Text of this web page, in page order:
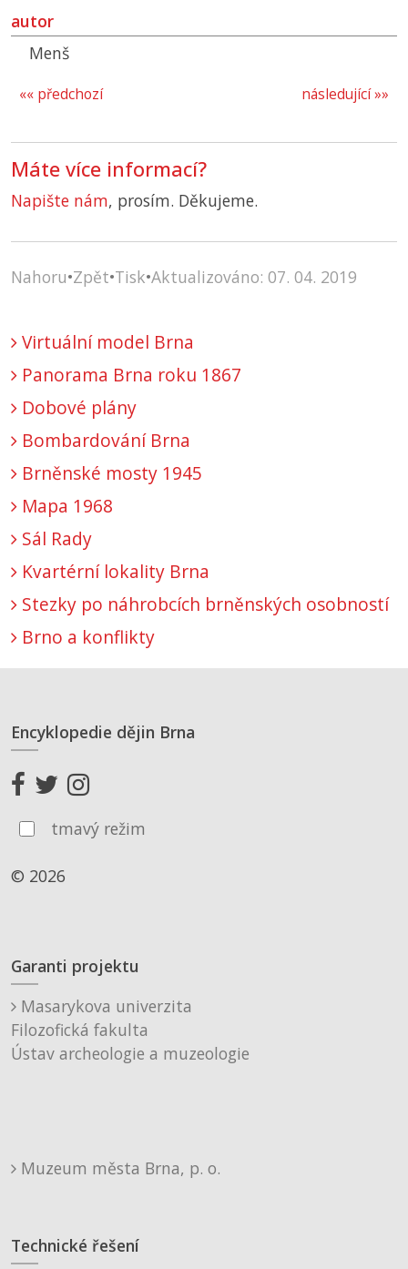
autor
Menš
následující »»
«« předchozí
Máte více informací?
Napište nám, prosím. Děkujeme.
Nahoru•Zpět•Tisk•Aktualizováno: 07. 04. 2019
Virtuální model Brna
Panorama Brna roku 1867
Dobové plány
Bombardování Brna
Brněnské mosty 1945
Mapa 1968
Sál Rady
Kvartérní lokality Brna
Stezky po náhrobcích brněnských osobností
Brno a konflikty
Encyklopedie dějin Brna
tmavý režim
© 2026
Garanti projektu
Masarykova univerzita
Filozofická fakulta
Ústav archeologie a muzeologie
Muzeum města Brna, p. o.
Technické řešení